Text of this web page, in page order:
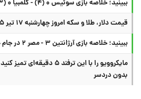
ببینید؛ خلاصه بازی سوئیس ۰ (۴) - کلمبیا ۰ (۳) در جام جهانی
قیمت دلار، طلا و سکه امروز چهارشنبه ۱۷ تیر ۱۴۰۵
ببینید؛ خلاصه بازی آرژانتین ۳ - مصر ۲ در جام جهانی
مایکروویو را با این ترفند ۵
بدون دردسر